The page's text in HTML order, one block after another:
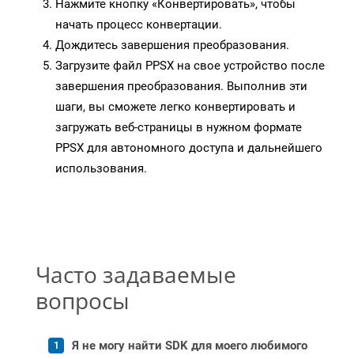
Нажмите кнопку «Конвертировать», чтобы
начать процесс конвертации.
Дождитесь завершения преобразования.
Загрузите файл PPSX на свое устройство после
завершения преобразования. Выполнив эти
шаги, вы сможете легко конвертировать и
загружать веб-страницы в нужном формате
PPSX для автономного доступа и дальнейшего
использования.
Часто задаваемые
вопросы
Я не могу найти SDK для моего любимого